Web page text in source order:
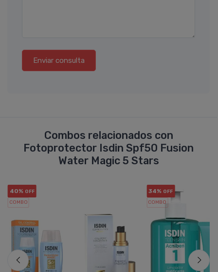
Enviar consulta
Combos relacionados con
Fotoprotector Isdin Spf50 Fusion
Water Magic 5 Stars
40% OFF
COMBO
34% OFF
COMBO